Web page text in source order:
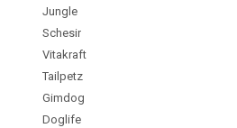
Jungle
Schesir
Vitakraft
Tailpetz
Gimdog
Doglife